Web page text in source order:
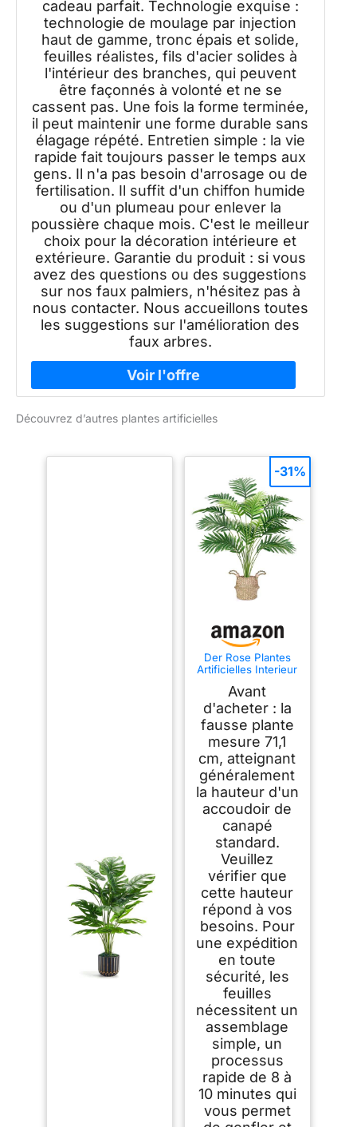
cadeau parfait. Technologie exquise :
technologie de moulage par injection
haut de gamme, tronc épais et solide,
feuilles réalistes, fils d'acier solides à
l'intérieur des branches, qui peuvent
être façonnés à volonté et ne se
cassent pas. Une fois la forme terminée,
il peut maintenir une forme durable sans
élagage répété. Entretien simple : la vie
rapide fait toujours passer le temps aux
gens. Il n'a pas besoin d'arrosage ou de
fertilisation. Il suffit d'un chiffon humide
ou d'un plumeau pour enlever la
poussière chaque mois. C'est le meilleur
choix pour la décoration intérieure et
extérieure. Garantie du produit : si vous
avez des questions ou des suggestions
sur nos faux palmiers, n'hésitez pas à
nous contacter. Nous accueillons toutes
les suggestions sur l'amélioration des
faux arbres.
Découvrez d’autres plantes artificielles
Der Rose Plantes
Artificielles Interieur
Fausse Plante Idéal
pour la Décoration
de Salon, Chambre,
Bureau et Jardin（1
Pot）
Avant
d'acheter : la
fausse plante
mesure 71,1
cm, atteignant
généralement
la hauteur d'un
accoudoir de
canapé
standard.
Veuillez
vérifier que
cette hauteur
répond à vos
besoins. Pour
une expédition
en toute
sécurité, les
feuilles
nécessitent un
assemblage
simple, un
processus
rapide de 8 à
10 minutes qui
vous permet
-31%